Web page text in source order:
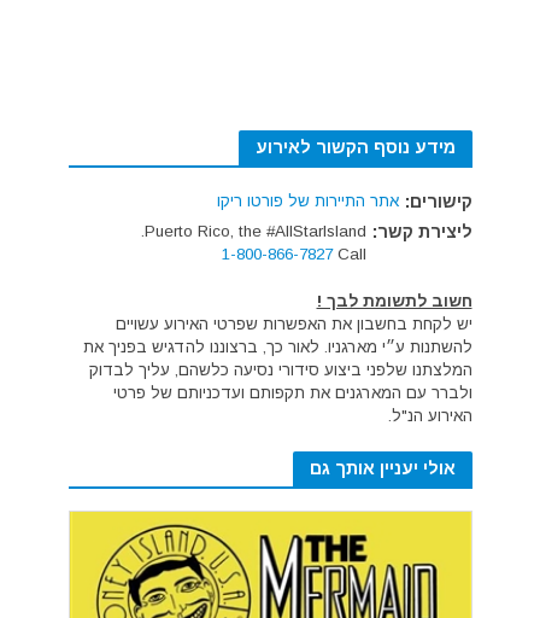
מידע נוסף הקשור לאירוע
קישורים: אתר התיירות של פורטו ריקו
ליצירת קשר: Puerto Rico, the #AllStarIsland.
Call
1-800-866-7827
חשוב לתשומת לבך !
יש לקחת בחשבון את האפשרות שפרטי האירוע עשויים
להשתנות ע״י מארגניו. לאור כך, ברצוננו להדגיש בפניך את
המלצתנו שלפני ביצוע סידורי נסיעה כלשהם, עליך לבדוק
ולברר עם המארגנים את תקפותם ועדכניותם של פרטי
האירוע הנ"ל.
אולי יעניין אותך גם